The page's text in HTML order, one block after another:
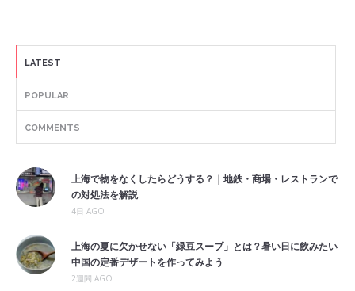
LATEST
POPULAR
COMMENTS
上海で物をなくしたらどうする？｜地鉄・商場・レストランで
の対処法を解説
4日 AGO
上海の夏に欠かせない「緑豆スープ」とは？暑い日に飲みたい
中国の定番デザートを作ってみよう
2週間 AGO